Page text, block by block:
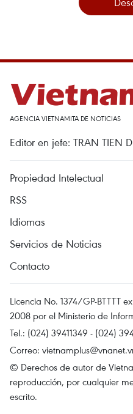
AGENCIA VIETNAMITA DE NOTICIAS
Editor en jefe: TRAN TIEN
Propiedad Intelectual
RSS
Idiomas
Servicios de Noticias
Contacto
Licencia No. 1374/GP-BTTTT
2008 por el Ministerio de
Tel.: (024) 39411349 - (024)
Correo:
© Derechos de autor de
reproducción, por cualquier
escrito.